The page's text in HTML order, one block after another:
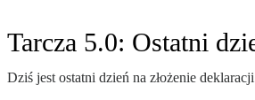
Tarcza 5.0: Ostatni
Dziś jest ostatni dzień na złożenie